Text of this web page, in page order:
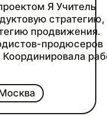
Я Учитель
стратегию,
продвижения.
продюсеров
Координировала
продукта
Рассылки).